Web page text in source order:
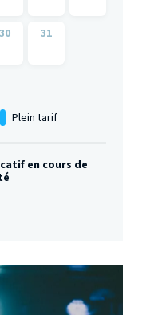
30 31
Plein tarif
en cours de